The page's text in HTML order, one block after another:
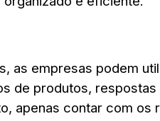
as empresas podem
de produtos,
apenas contar com os